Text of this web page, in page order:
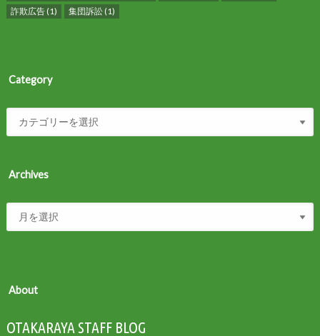
詐欺広告(1) 集団訴訟(1)
Category
Archives
About
OTAKARAYA STAFF BLOG